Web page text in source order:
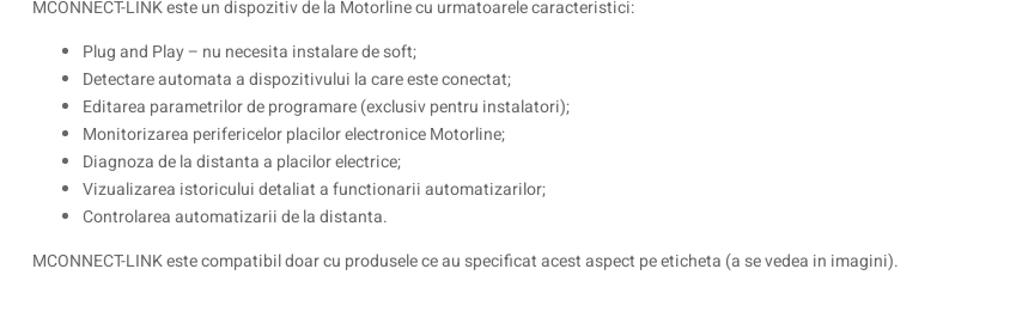
MCONNECT-LINK este un dispozitiv de la Motorline cu urmatoarele caracteristici:
Plug and Play – nu necesita instalare de soft;
Detectare automata a dispozitivului la care este conectat;
Editarea parametrilor de programare (exclusiv pentru instalatori);
Monitorizarea perifericelor placilor electronice Motorline;
Diagnoza de la distanta a placilor electrice;
Vizualizarea istoricului detaliat a functionarii automatizarilor;
Controlarea automatizarii de la distanta.
MCONNECT-LINK este compatibil doar cu produsele ce au specificat acest aspect pe eticheta (a se vedea in imagini).